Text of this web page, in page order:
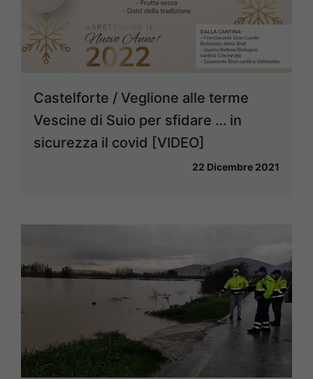
Castelforte / Veglione alle terme
Vescine di Suio per sfidare … in
sicurezza il covid [VIDEO]
22 Dicembre 2021